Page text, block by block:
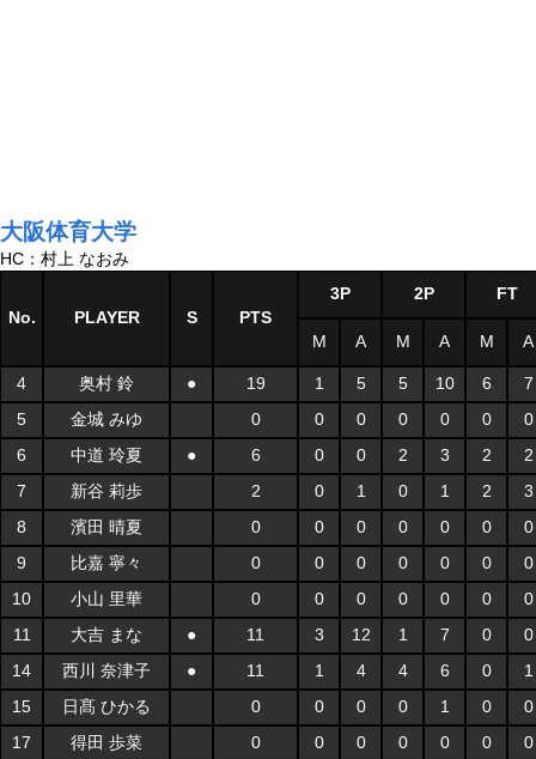
大阪体育大学
HC：村上 なおみ
No. PLAYER S PTS
3P 2P FT
M A M A M A
4 奥村 鈴 ● 19 1 5 5 10 6
7
5
金城 みゆ 0 0 0 0 0 0
0
6
中道 玲夏 ● 6 0 0 2 3 2
2
7
新谷 莉歩 2 0 1 0 1 2
3
8
濱田 晴夏 0 0 0 0 0 0
0
9
比嘉 寧々 0 0 0 0 0 0
0
10
小山 里華 0 0 0 0 0 0
0
11
大吉 まな ● 11 3 12 1 7 0
0
14
西川 奈津子 ● 11 1 4 4 6 0
1
15
日髙 ひかる 0 0 0 0 1 0
0
17
得田 歩菜 0 0 0 0 0 0 0